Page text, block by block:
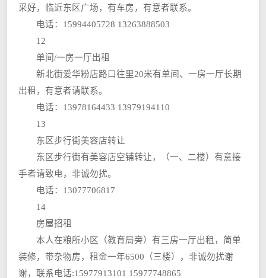
采好，临近东区广场，有车房，有意者联系。
电话：15994405728 13263888503
12
单间/一房一厅出租
新北街爱华粉店路口往里20米有单间、一房一厅长期
出租，有意者请联系。
电话：13978164433 13979194110
13
东区步行街美容店转让
东区步行街有美容店空铺转让，（一、二楼）有意接
手者请致电，非诚勿扰。
电话：13077706817
14
房屋招租
本人在粮所小区（教育局旁）有三房一厅出租，简单
装修，带杂物房，租金一年6500（三楼），非诚勿扰谢
谢，联系电话:15977913101 15977748865